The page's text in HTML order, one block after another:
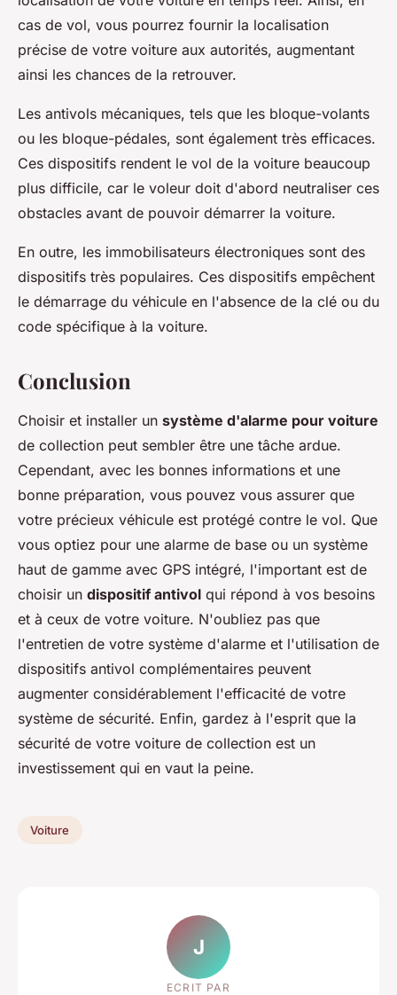
cas de vol, vous pourrez fournir la localisation
précise de votre voiture aux autorités, augmentant
ainsi les chances de la retrouver.
Les antivols mécaniques, tels que les bloque-volants
ou les bloque-pédales, sont également très efficaces.
Ces dispositifs rendent le vol de la voiture beaucoup
plus difficile, car le voleur doit d'abord neutraliser ces
obstacles avant de pouvoir démarrer la voiture.
En outre, les immobilisateurs électroniques sont des
dispositifs très populaires. Ces dispositifs empêchent
le démarrage du véhicule en l'absence de la clé ou du
code spécifique à la voiture.
Conclusion
Choisir et installer un système d'alarme pour voiture
de collection peut sembler être une tâche ardue.
Cependant, avec les bonnes informations et une
bonne préparation, vous pouvez vous assurer que
votre précieux véhicule est protégé contre le vol. Que
vous optiez pour une alarme de base ou un système
haut de gamme avec GPS intégré, l'important est de
choisir un dispositif antivol qui répond à vos besoins
et à ceux de votre voiture. N'oubliez pas que
l'entretien de votre système d'alarme et l'utilisation de
dispositifs antivol complémentaires peuvent
augmenter considérablement l'efficacité de votre
système de sécurité. Enfin, gardez à l'esprit que la
sécurité de votre voiture de collection est un
investissement qui en vaut la peine.
Voiture
J
ECRIT PAR